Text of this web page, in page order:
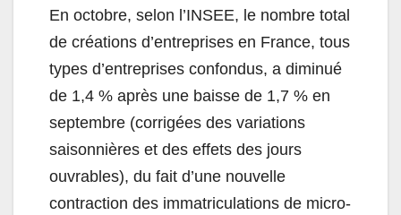
En octobre, selon l’INSEE, le nombre total
de créations d’entreprises en France, tous
types d’entreprises confondus, a diminué
de 1,4 % après une baisse de 1,7 % en
septembre (corrigées des variations
saisonnières et des effets des jours
ouvrables), du fait d’une nouvelle
contraction des immatriculations de micro-